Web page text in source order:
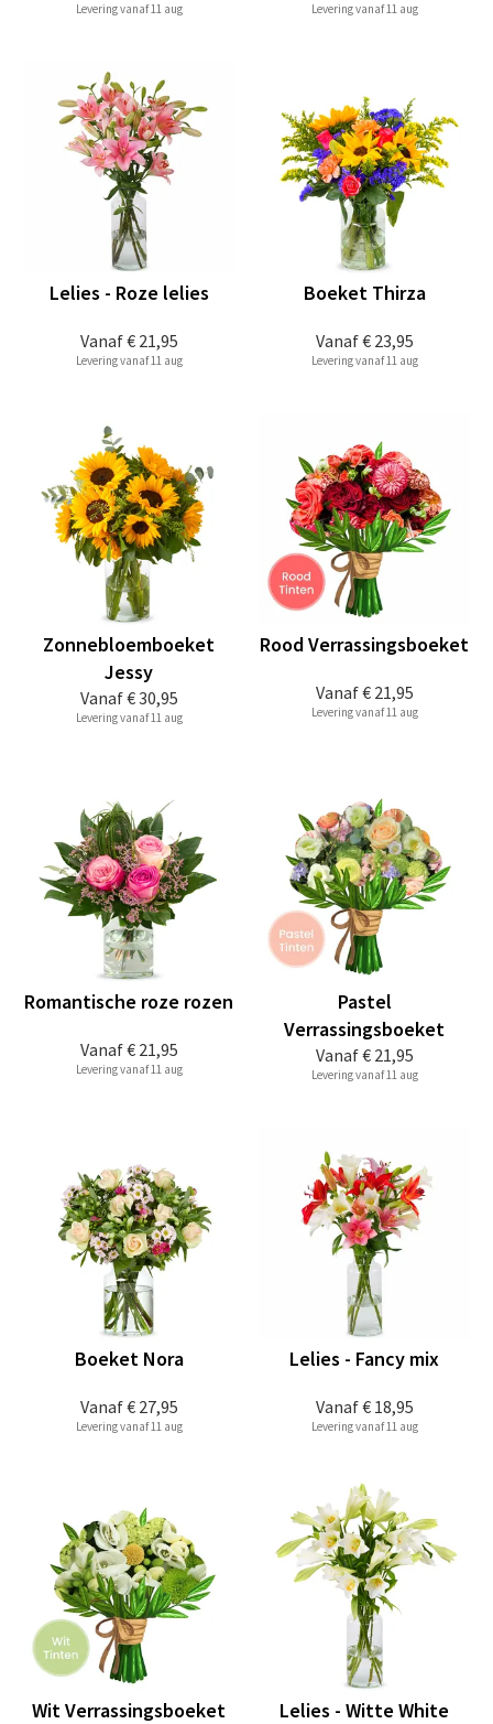
Levering vanaf 11 aug Levering vanaf 11 aug
Vanaf€ 21,95
Lelies - Roze lelies
Levering vanaf 11 aug
Vanaf€ 23,95
Boeket Thirza
Levering vanaf 11 aug
Vanaf€ 30,95
Zonnebloemboeket
Jessy
Levering vanaf 11 aug
Vanaf€ 21,95
Rood Verrassingsboeket
Levering vanaf 11 aug
Vanaf€ 21,95
Romantische roze rozen
Levering vanaf 11 aug
Vanaf€ 21,95
Pastel
Verrassingsboeket
Levering vanaf 11 aug
Vanaf€ 27,95
Boeket Nora
Levering vanaf 11 aug
Vanaf€ 18,95
Lelies - Fancy mix
Levering vanaf 11 aug
Wit Verrassingsboeket
Lelies - Witte White